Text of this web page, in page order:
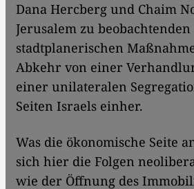
Dana Hercberg und Chaim
Jerusalem zu beobachtenden
stadtplanerischen
Abkehr von einer
einer unilateralen
Seiten Israels einher.
Was die ökonomische Seite
sich hier die Folgen
wie der Öffnung des